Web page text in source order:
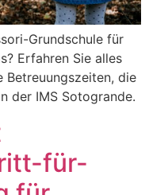
Grundschule für
Erfahren Sie alles
Betreuungszeiten, die
der IMS Sotogrande.
für-